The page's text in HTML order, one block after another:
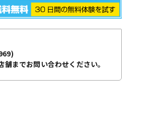
までお問い合わせください。